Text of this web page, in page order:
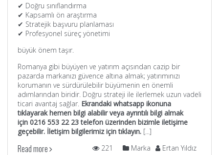
✔ Doğru sınıflandırma
✔ Kapsamlı ön araştırma
✔ Stratejik başvuru planlaması
✔ Profesyonel süreç yönetimi
büyük önem taşır.
Romanya gibi büyüyen ve yatırım açısından cazip bir
pazarda markanızı güvence altına almak; yatırımınızı
korumanın ve sürdürülebilir büyümenin en önemli
adımlarından biridir. Doğru strateji ile ilerlemek uzun vadeli
ticari avantaj sağlar. Ekrandaki whatsapp ikonuna
tıklayarak hemen bilgi alabilir veya ayrıntılı bilgi almak
için 0216 553 22 23 telefon üzerinden bizimle iletişime
geçebilir. İletişim bilgilerimiz içintıklayın. [...]
Read more Ertan Yıldız
Marka
221